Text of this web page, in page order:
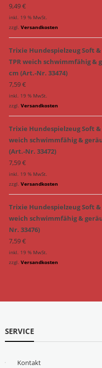
9,49€
inkl. 19 % MwSt.
zzgl. Versandkosten
Trixie Hundespielzeug Soft
TPR weich schwimmfähig &
cm (Art.-Nr. 33474)
7,59€
inkl. 19 % MwSt.
zzgl. Versandkosten
Trixie Hundespielzeug Soft &
weich schwimmfähig &
(Art.-Nr. 33472)
7,59€
inkl. 19 % MwSt.
zzgl. Versandkosten
Trixie Hundespielzeug Soft &
weich schwimmfähig &
Nr. 33476)
7,59€
inkl. 19 % MwSt.
zzgl. Versandkosten
SERVICE
Kontakt